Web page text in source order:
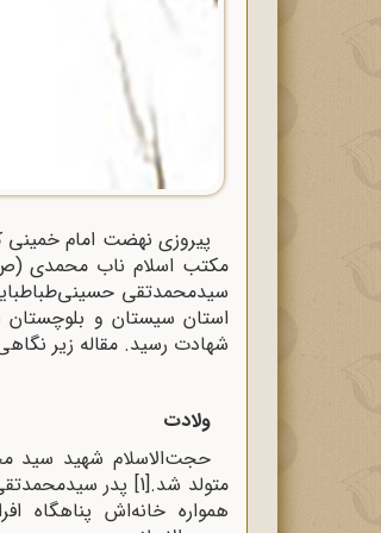
مکتب اسلام ناب محمدی
سیدمحمدتقى
شهادت رسید. مقاله زیر
ولادت
متولد شد.[1]پدر
همواره خانه‌اش